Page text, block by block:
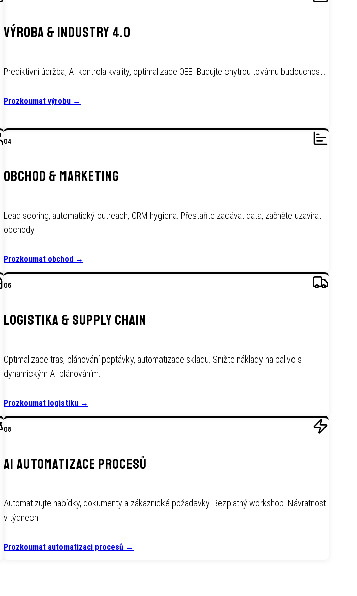
VÝROBA & INDUSTRY 4.0
Prediktivní údržba, AI kontrola kvality, optimalizace OEE. Budujte chytrou továrnu budoucnosti.
Prozkoumat výrobu →
04
OBCHOD & MARKETING
Lead scoring, automatický outreach, CRM hygiena. Přestaňte zadávat data, začněte uzavírat
obchody.
Prozkoumat obchod →
06
LOGISTIKA & SUPPLY CHAIN
Optimalizace tras, plánování poptávky, automatizace skladu. Snižte náklady na palivo s
dynamickým AI plánováním.
Prozkoumat logistiku →
08
AI AUTOMATIZACE PROCESŮ
Automatizujte nabídky, dokumenty a zákaznické požadavky. Bezplatný workshop. Návratnost
v týdnech.
Prozkoumat automatizaci procesů →